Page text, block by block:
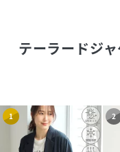
テーラードジ
1 2